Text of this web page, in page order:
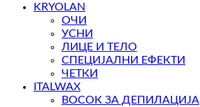
KRYOLAN
ОЧИ
УСНИ
ЛИЦЕ И ТЕЛО
СПЕЦИЈАЛНИ ЕФЕКТИ
ЧЕТКИ
ITALWAX
ВОСОК ЗА ДЕПИЛАЦИЈА